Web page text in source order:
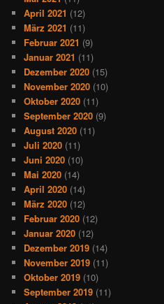
April 2021 (12)
März 2021 (11)
Februar 2021 (9)
Januar 2021 (11)
Dezember 2020 (15)
November 2020 (10)
Oktober 2020 (11)
September 2020 (9)
August 2020 (11)
Juli 2020 (11)
Juni 2020 (10)
Mai 2020 (14)
April 2020 (14)
März 2020 (12)
Februar 2020 (12)
Januar 2020 (12)
Dezember 2019 (14)
November 2019 (11)
Oktober 2019 (10)
September 2019 (11)